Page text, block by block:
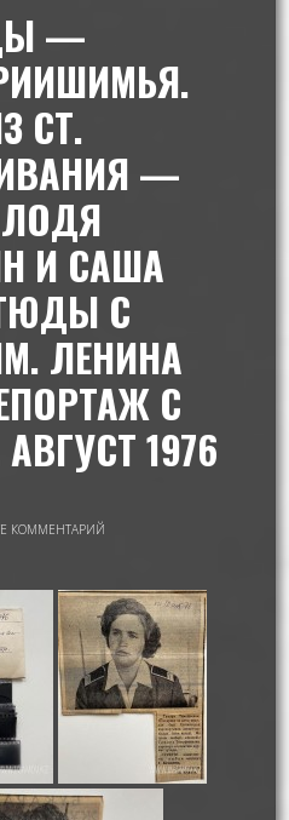
—
СТ.
—
И САША
С
ЛЕНИНА
С
1976
КОММЕНТАРИЙ